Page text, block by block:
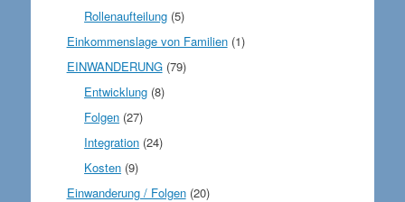
Rollenaufteilung (5)
Einkommenslage von Familien(1)
EINWANDERUNG(79)
Entwicklung (8)
Folgen (27)
Integration (24)
Kosten (9)
Einwanderung / Folgen(20)